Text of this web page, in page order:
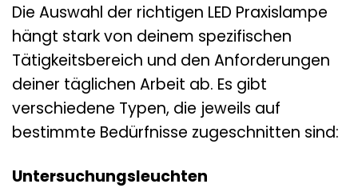
Die Auswahl der richtigen LED Praxislampe
hängt stark von deinem spezifischen
Tätigkeitsbereich und den Anforderungen
deiner täglichen Arbeit ab. Es gibt
verschiedene Typen, die jeweils auf
bestimmte Bedürfnisse zugeschnitten sind:
Untersuchungsleuchten